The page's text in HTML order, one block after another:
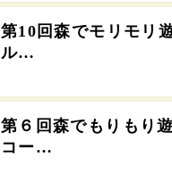
第10回森でモリモリ
ル…
第６回森でもりもり
コー…